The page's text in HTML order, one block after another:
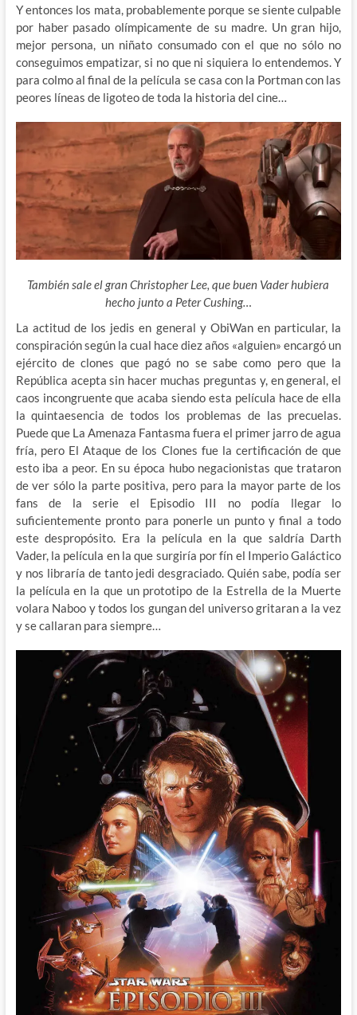
Y entonces los mata, probablemente porque se siente culpable
por haber pasado olímpicamente de su madre. Un gran hijo,
mejor persona, un niñato consumado con el que no sólo no
conseguimos empatizar, si no que ni siquiera lo entendemos. Y
para colmo al final de la película se casa con la Portman con las
peores líneas de ligoteo de toda la historia del cine…
También sale el gran Christopher Lee, que buen Vader hubiera
hecho junto a Peter Cushing…
La actitud de los jedis en general y ObiWan en particular, la
conspiración según la cual hace diez años «alguien» encargó un
ejército de clones que pagó no se sabe como pero que la
República acepta sin hacer muchas preguntas y, en general, el
caos incongruente que acaba siendo esta película hace de ella
la quintaesencia de todos los problemas de las precuelas.
Puede que La Amenaza Fantasma fuera el primer jarro de agua
fría, pero El Ataque de los Clones fue la certificación de que
esto iba a peor. En su época hubo negacionistas que trataron
de ver sólo la parte positiva, pero para la mayor parte de los
fans de la serie el Episodio III no podía llegar lo
suficientemente pronto para ponerle un punto y final a todo
este despropósito. Era la película en la que saldría Darth
Vader, la película en la que surgiría por fín el Imperio Galáctico
y nos libraría de tanto jedi desgraciado. Quién sabe, podía ser
la película en la que un prototipo de la Estrella de la Muerte
volara Naboo y todos los gungan del universo gritaran a la vez
y se callaran para siempre…